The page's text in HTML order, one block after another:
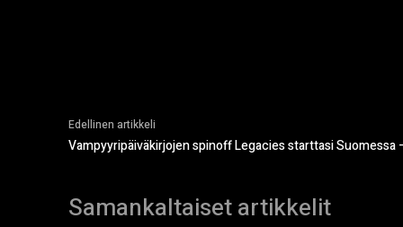
Edellinen artikkeli
Vampyyripäiväkirjojen spinoff Legacies starttasi Suomessa
Samankaltaiset artikkelit